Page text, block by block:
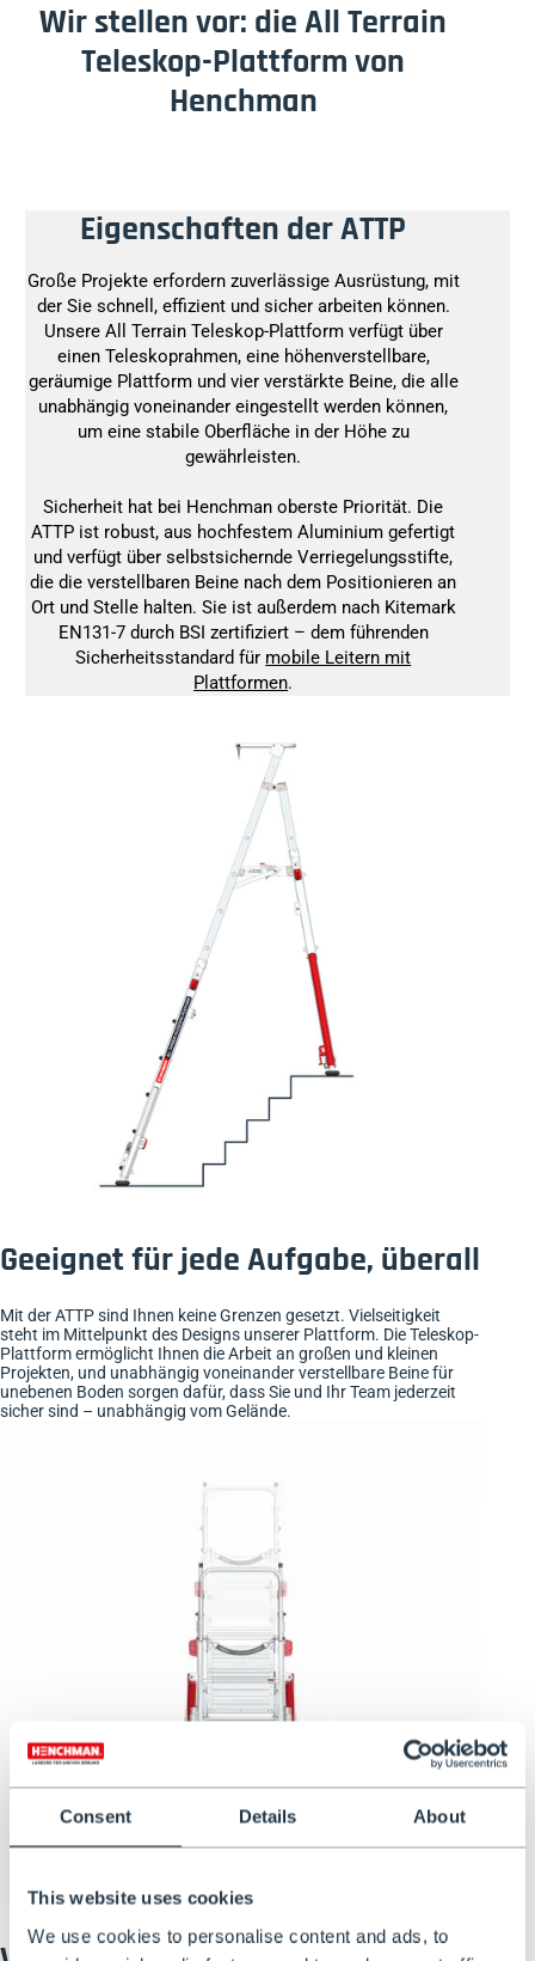
Consent Details About
This website uses cookies
We use cookies to personalise content and ads, to
Wir stellen vor: die All Terrain
Teleskop-Plattform von
Henchman
Eigenschaften der ATTP
Große Projekte erfordern zuverlässige Ausrüstung, mit
der Sie schnell, effizient und sicher arbeiten können.
Unsere All Terrain Teleskop-Plattform verfügt über
einen Teleskoprahmen, eine höhenverstellbare,
geräumige Plattform und vier verstärkte Beine, die alle
unabhängig voneinander eingestellt werden können,
um eine stabile Oberfläche in der Höhe zu
gewährleisten.
Sicherheit hat bei Henchman oberste Priorität. Die
ATTP ist robust, aus hochfestem Aluminium gefertigt
und verfügt über selbstsichernde Verriegelungsstifte,
die die verstellbaren Beine nach dem Positionieren an
Ort und Stelle halten. Sie ist außerdem nach Kitemark
EN131-7 durch BSI zertifiziert – dem führenden
Sicherheitsstandard für mobile Leitern mit
Plattformen.
Geeignet für jede Aufgabe, überall
Mit der ATTP sind Ihnen keine Grenzen gesetzt. Vielseitigkeit
steht im Mittelpunkt des Designs unserer Plattform. Die Teleskop-
Plattform ermöglicht Ihnen die Arbeit an großen und kleinen
Projekten, und unabhängig voneinander verstellbare Beine für
unebenen Boden sorgen dafür, dass Sie und Ihr Team jederzeit
sicher sind – unabhängig vom Gelände.